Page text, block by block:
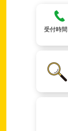
受付時間